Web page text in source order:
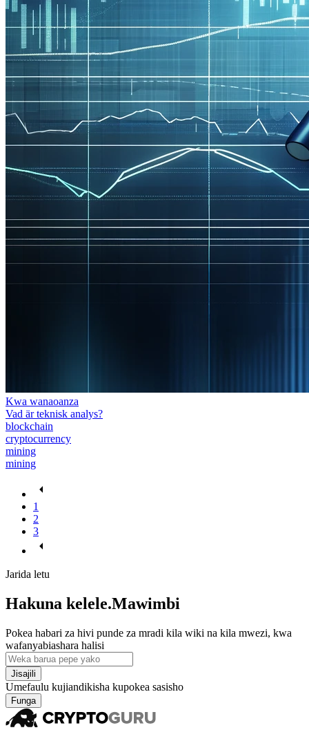
Kwa wanaoanza
Vad är teknisk analys?
blockchain
cryptocurrency
mining
mining
1
2
3
Jarida letu
Hakuna kelele.Mawimbi
Pokea habari za hivi punde za mradi kila wiki na kila mwezi, kwa
wafanyabiashara halisi
Jisajili
Umefaulu kujiandikisha kupokea sasisho
Funga